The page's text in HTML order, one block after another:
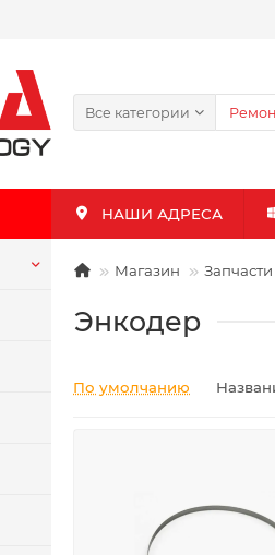
Все категории
НАШИ АДРЕСА
Магазин
Энкодер
По умолчанию